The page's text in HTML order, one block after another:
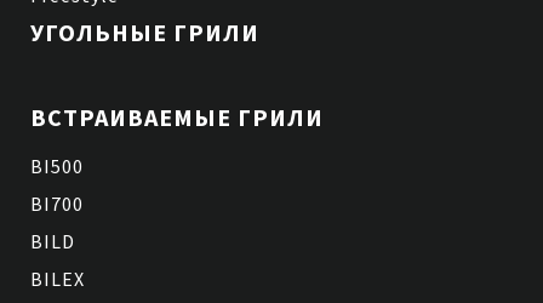
УГОЛЬНЫЕ ГРИЛИ
ВСТРАИВАЕМЫЕ ГРИЛИ
BI500
BI700
BILD
BILEX